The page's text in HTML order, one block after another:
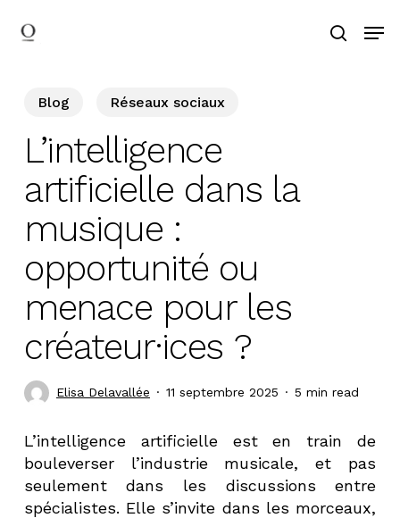
search
Blog Réseaux sociaux
L’intelligence
artificielle dans la
musique :
opportunité ou
menace pour les
créateur·ices ?
Elisa Delavallée 11 septembre 2025 5 min read
L’intelligence artificielle est en train de
bouleverser l’industrie musicale, et pas
seulement dans les discussions entre
spécialistes. Elle s’invite dans les morceaux,